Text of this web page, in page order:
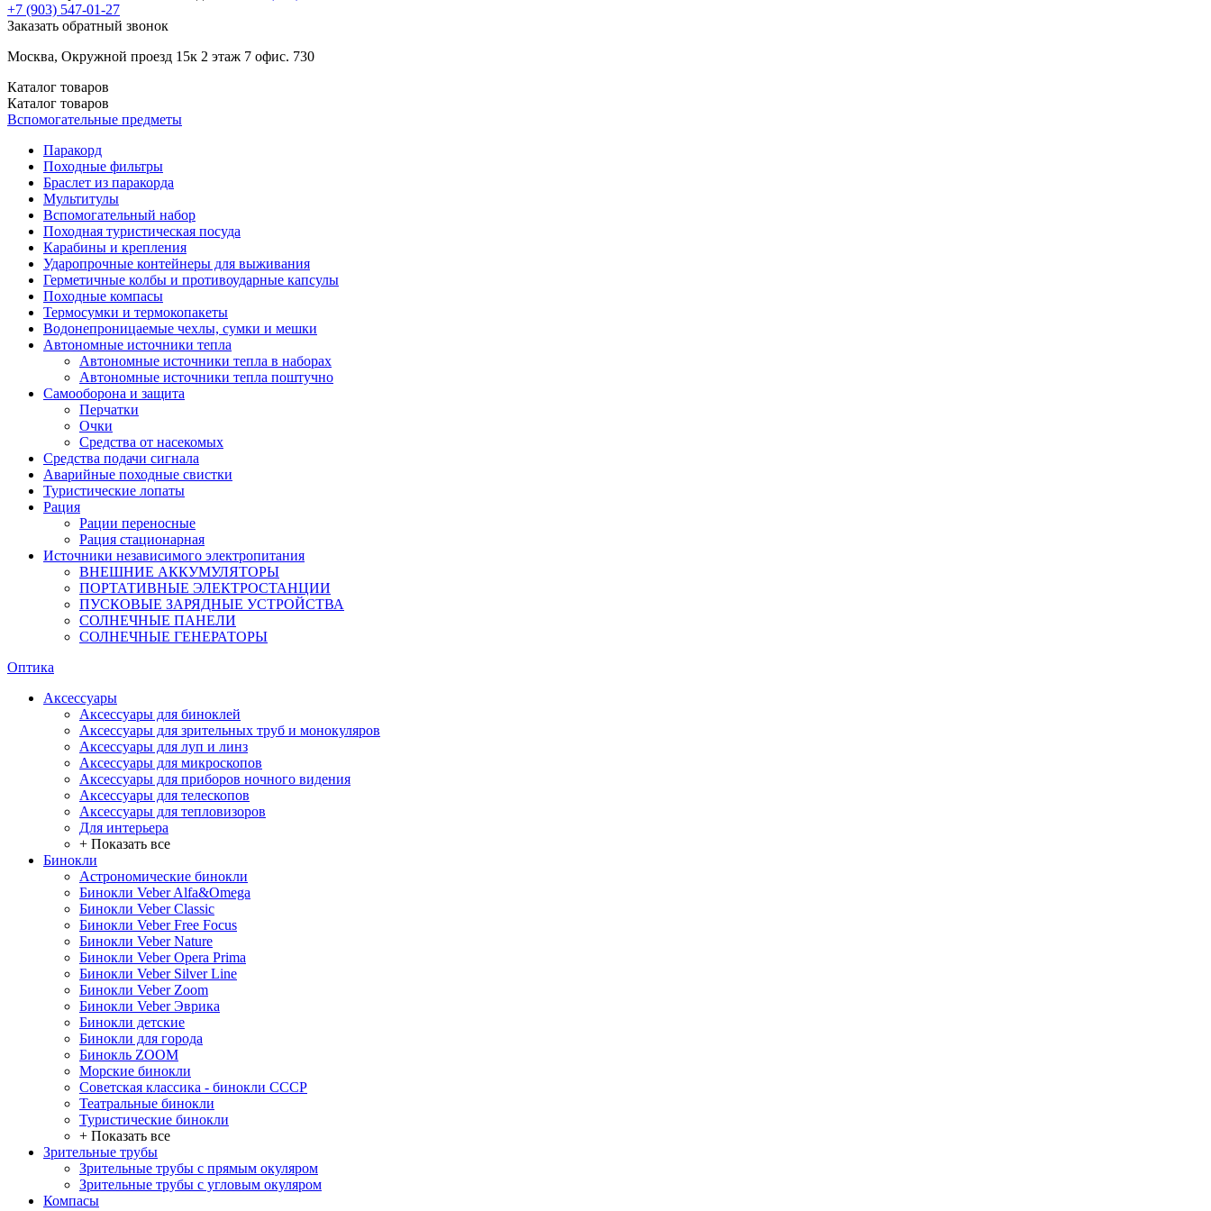
+7 (903) 547-01-27
Заказать обратный звонок
Москва, Окружной проезд 15к 2 этаж 7 офис. 730
Каталог товаров
Каталог товаров
Вспомогательные предметы
Паракорд
Походные фильтры
Браслет из паракорда
Мультитулы
Вспомогательный набор
Походная туристическая посуда
Карабины и крепления
Ударопрочные контейнеры для выживания
Герметичные колбы и противоударные капсулы
Походные компасы
Термосумки и термокопакеты
Водонепроницаемые чехлы, сумки и мешки
Автономные источники тепла
Автономные источники тепла в наборах
Автономные источники тепла поштучно
Самооборона и защита
Перчатки
Очки
Средства от насекомых
Средства подачи сигнала
Аварийные походные свистки
Туристические лопаты
Рация
Рации переносные
Рация стационарная
Источники независимого электропитания
ВНЕШНИЕ АККУМУЛЯТОРЫ
ПОРТАТИВНЫЕ ЭЛЕКТРОСТАНЦИИ
ПУСКОВЫЕ ЗАРЯДНЫЕ УСТРОЙСТВА
СОЛНЕЧНЫЕ ПАНЕЛИ
СОЛНЕЧНЫЕ ГЕНЕРАТОРЫ
Оптика
Аксессуары
Аксессуары для биноклей
Аксессуары для зрительных труб и монокуляров
Аксессуары для луп и линз
Аксессуары для микроскопов
Аксессуары для приборов ночного видения
Аксессуары для телескопов
Аксессуары для тепловизоров
Для интерьера
+ Показать все
Бинокли
Астрономические бинокли
Бинокли Veber Alfa&Omega
Бинокли Veber Classic
Бинокли Veber Free Focus
Бинокли Veber Nature
Бинокли Veber Opera Prima
Бинокли Veber Silver Line
Бинокли Veber Zoom
Бинокли Veber Эврика
Бинокли детские
Бинокли для города
Бинокль ZOOM
Морские бинокли
Советская классика - бинокли СССР
Театральные бинокли
Туристические бинокли
+ Показать все
Зрительные трубы
Зрительные трубы с прямым окуляром
Зрительные трубы с угловым окуляром
Компасы